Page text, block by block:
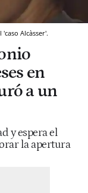
Alcàsser'.
en
a un
y espera el
la apertura